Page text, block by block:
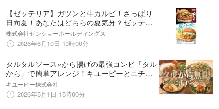
【ゼッテリア】ガツンと牛カルビ！さっぱり
日向夏！あなたはどちらの夏気分？ゼッテリ
ア「夏バーガーフェア」開催！
株式会社ゼンショーホールディングス
2026年6月10日 13時00分
タルタルソース×から揚げの最強コンビ「タル
から」で簡単アレンジ！キユーピーとニチレ
イフーズが共同キャンペーンを開始
キユーピー株式会社
2026年5月1日 15時00分